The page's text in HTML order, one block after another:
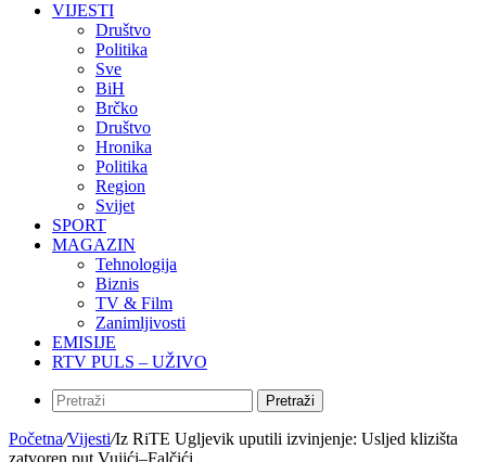
VIJESTI
Društvo
Politika
Sve
BiH
Brčko
Društvo
Hronika
Politika
Region
Svijet
SPORT
MAGAZIN
Tehnologija
Biznis
TV & Film
Zanimljivosti
EMISIJE
RTV PULS – UŽIVO
Pretraži
Početna/Vijesti/Iz RiTE Ugljevik uputili izvinjenje: Usljed klizišta
zatvoren put Vujići–Falčići